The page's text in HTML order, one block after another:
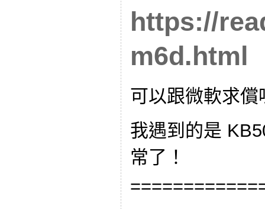
https://
m6d.html
可以跟微軟求償
我遇到的是
常了！